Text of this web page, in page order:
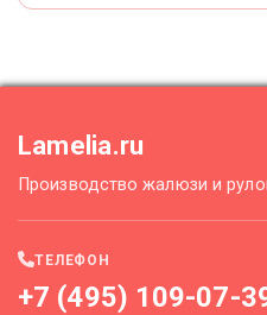
Lamelia.ru
Производство жалюзи и
ТЕЛЕФОН
+7 (495) 109-07-